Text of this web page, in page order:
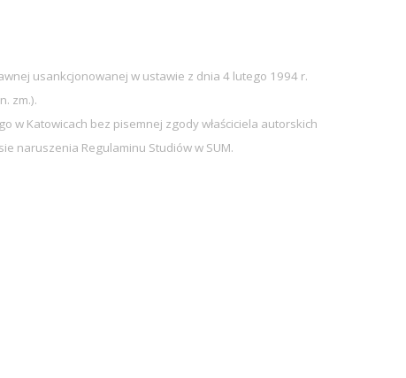
usankcjonowanej w ustawie z dnia 4 lutego 1994 r.
zm.).
w Katowicach bez pisemnej zgody właściciela autorskich
naruszenia Regulaminu Studiów w SUM.